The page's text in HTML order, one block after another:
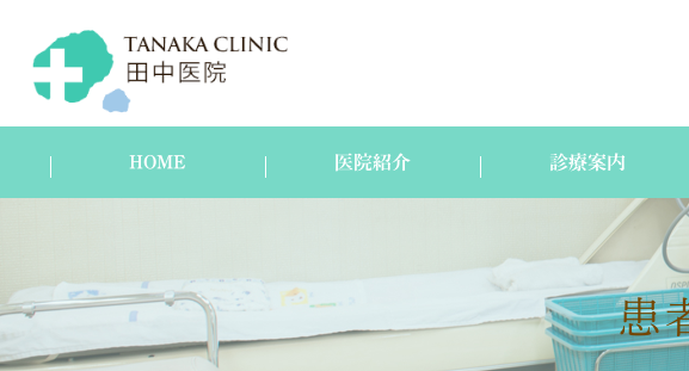
HOME 医院紹介
スタッフ紹介
診療案内
患